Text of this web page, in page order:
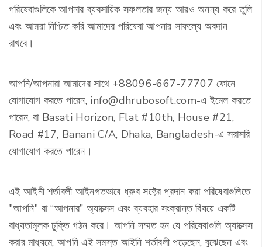
পরিষেবাগুলিকে আপনার ব্যবসায়িক সফলতার জন্য আরও অনন্য করে তুলি
এবং আমরা নিশ্চিত করি আমাদের পরিষেবা আপনার সাফল্যে অবদান
রাখবে।
আপনি/আপনারা আমাদের সাথে +88096-667-77707 ফোনে
যোগাযোগ করতে পারেন, info@dhrubosoft.com-এ ইমেল করতে
পারেন, বা Basati Horizon, Flat #10th, House #21,
Road #17, Banani C/A, Dhaka, Bangladesh-এ সরাসরি
যোগাযোগ করতে পারেন।
এই আইনী শর্তাবলী আইনগতভাবে ধ্রুব সফ্টের প্রদান করা পরিষেবাগুলিতে
"আপনি" বা “আপনার” অ্যাক্সেস এবং ব্যবহার সংক্রান্ত বিষয়ে একটি
বাধ্যতামূলক চুক্তি গঠন করে। আপনি সম্মত হন যে পরিষেবাগুলি অ্যাক্সেস
করার মাধ্যমে, আপনি এই সমস্ত আইনি শর্তাবলী পড়েছেন, বুঝেছেন এবং